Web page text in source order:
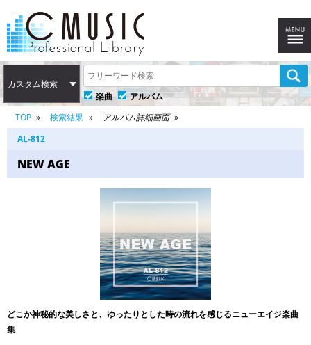
カスタム検索
楽曲
アルバム
TOP
検索結果
アルバム詳細画面
AL-812
NEW AGE
どこか神秘的な美しさと、ゆったりとした時の流れを感じるニューエイジ楽曲
集